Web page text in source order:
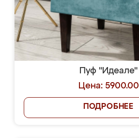
Пуф "Идеале"
Цена: 5900.00
ПОДРОБНЕЕ